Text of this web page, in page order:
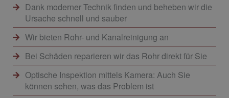
Dank moderner Technik finden und beheben wir die
Ursache schnell und sauber
Wir bieten Rohr- und Kanalreinigung an
Bei Schäden reparieren wir das Rohr direkt für Sie
Optische Inspektion mittels Kamera: Auch Sie
können sehen, was das Problem ist